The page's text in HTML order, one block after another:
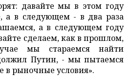
давайте мы в этом году
а в следующем - в два раза
а в следующем году
сделаем, как в прошлом,
мы стараемся найти
Путин, - мы пытаемся
в рыночные условия».